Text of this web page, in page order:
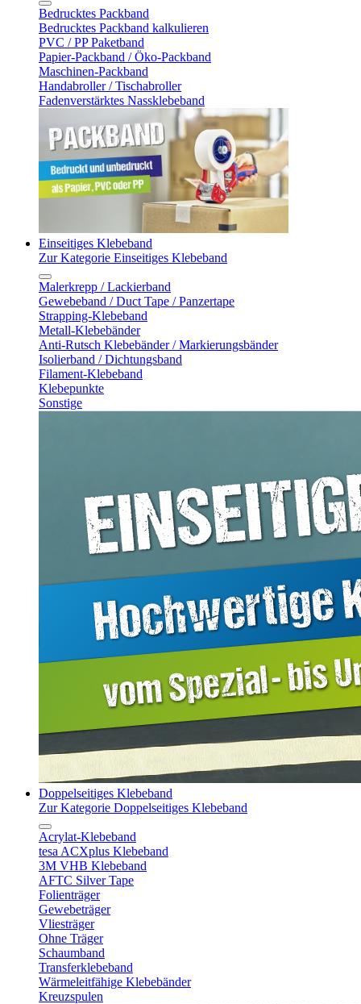
Bedrucktes Packband
Bedrucktes Packband kalkulieren
PVC / PP Paketband
Papier-Packband / Öko-Packband
Maschinen-Packband
Handabroller / Tischabroller
Fadenverstärktes Nassklebeband
Einseitiges Klebeband
Zur Kategorie Einseitiges Klebeband
Malerkrepp / Lackierband
Gewebeband / Duct Tape / Panzertape
Strapping-Klebeband
Metall-Klebebänder
Anti-Rutsch Klebebänder / Markierungsbänder
Isolierband / Dichtungsband
Filament-Klebeband
Klebepunkte
Sonstige
Doppelseitiges Klebeband
Zur Kategorie Doppelseitiges Klebeband
Acrylat-Klebeband
tesa ACXplus Klebeband
3M VHB Klebeband
AFTC Silver Tape
Folienträger
Gewebeträger
Vliesträger
Ohne Träger
Schaumband
Transferklebeband
Wärmeleitfähige Klebebänder
Kreuzspulen